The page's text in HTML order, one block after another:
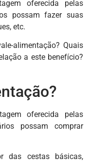
oferecida pelas
possam fazer suas
etc.
alimentação? Quais
a este benefício?
oferecida pelas
possam comprar
das cestas básicas,